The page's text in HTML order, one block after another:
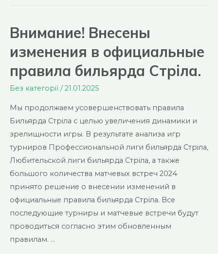
2025
года.
тур.
Анонс.
Внимание! Внесены
изменения в официальные
правила бильярда Стріла.
Без категорії /21.01.2025
Мы продолжаем усовершенствовать правила
Бильярда Стріла с целью увеличения динамики и
зрелищности игры. В результате анализа игр
турниров Профессиональной лиги бильярда Стріла,
Любительской лиги бильярда Стріла, а также
большого количества матчевых встреч 2024
принято решение о внесении изменений в
официальные правила бильярда Стріла. Все
последующие турниры и матчевые встречи будут
проводиться согласно этим обновленным
правилам. …